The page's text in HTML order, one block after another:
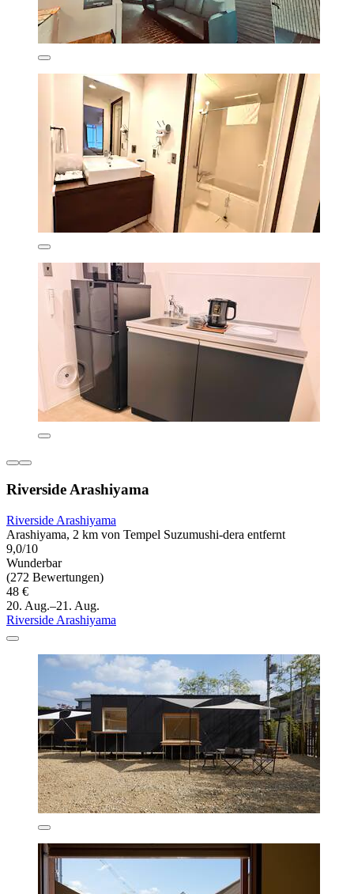
Riverside Arashiyama
Riverside Arashiyama
Arashiyama, 2 km von Tempel Suzumushi-dera entfernt
9,0/10
Wunderbar
(272 Bewertungen)
48 €
20. Aug.–21. Aug.
Riverside Arashiyama